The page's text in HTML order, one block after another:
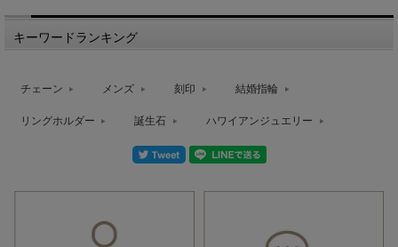
キーワードランキング
チェーン メンズ 刻印 結婚指輪
リングホルダー 誕生石 ハワイアンジュエリー